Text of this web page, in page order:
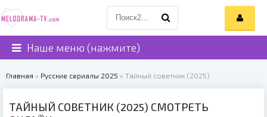
Наше меню (нажмите)
Главная » Русские сериалы 2025 » Тайный советник (2025)
ТАЙНЫЙ СОВЕТНИК (2025) СМОТРЕТЬ